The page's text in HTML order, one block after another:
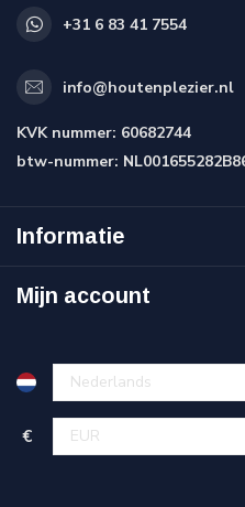
+31 6 83 41 7554
info@houtenplezier.nl
KVK nummer: 60682744
btw-nummer:
Informatie
Mijn account
€